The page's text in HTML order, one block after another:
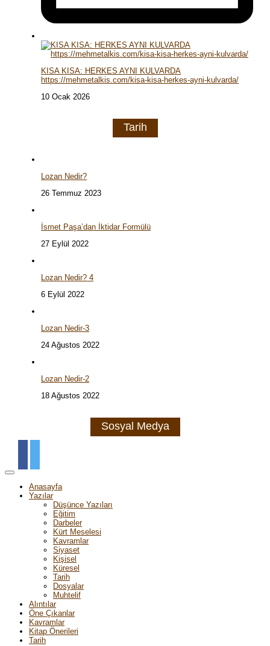
KISA KISA: HERKES AYNI KULVARDA
https://mehmetalkis.com/kisa-kisa-herkes-ayni-kulvarda/
10 Ocak 2026
Tarih
Lozan Nedir?
26 Temmuz 2023
İsmet Paşa’dan İktidar Formülü
27 Eylül 2022
Lozan Nedir? 4
6 Eylül 2022
Lozan Nedir-3
24 Ağustos 2022
Lozan Nedir-2
18 Ağustos 2022
Sosyal Medya
Anasayfa
Yazılar
Düşünce Yazıları
Eğitim
Darbeler
Kürt Meselesi
Kavramlar
Siyaset
Kişisel
Küresel
Tarih
Dosyalar
Muhtelif
Alıntılar
Öne Çıkanlar
Kavramlar
Kitap Önerileri
Tarih